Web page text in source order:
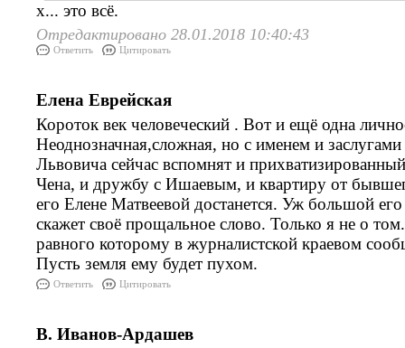
х... это всё.
Отредактировано 28.01.2018 10:40:43
Ответить Цитировать
Елена Еврейская
Короток век человеческий . Вот и ещё одна
Неоднозначная,сложная, но с именем и
Львовича сейчас вспомнят и
Чена, и дружбу с Ишаевым, и квартиру от
его Елене Матвеевой достанется. Уж большой
скажет своё прощальное слово. Только я не о
равного которому в журналистской краевом
Пусть земля ему будет пухом.
Ответить Цитировать
В. Иванов-Ардашев